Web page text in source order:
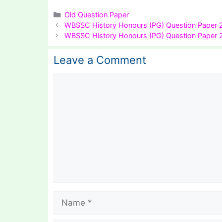
Categories
Old Question Paper
WBSSC History Honours (PG) Question Paper
WBSSC History Honours (PG) Question Paper
Leave a Comment